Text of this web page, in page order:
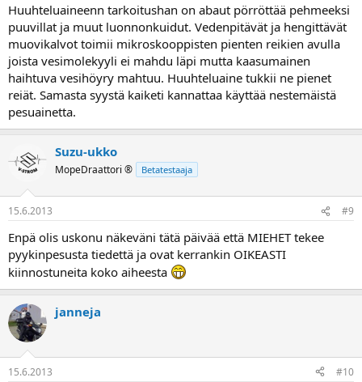
Huuhteluaineenn tarkoitushan on abaut pörröttää pehmeeksi
puuvillat ja muut luonnonkuidut. Vedenpitävät ja hengittävät
muovikalvot toimii mikroskooppisten pienten reikien avulla
joista vesimolekyyli ei mahdu läpi mutta kaasumainen
haihtuva vesihöyry mahtuu. Huuhteluaine tukkii ne pienet
reiät. Samasta syystä kaiketi kannattaa käyttää nestemäistä
pesuainetta.
Suzu-ukko
MopeDraattori ® Betatestaaja
15.6.2013 #9
Enpä olis uskonu näkeväni tätä päivää että MIEHET tekee
pyykinpesusta tiedettä ja ovat kerrankin OIKEASTI
kiinnostuneita koko aiheesta
janneja
15.6.2013 #10